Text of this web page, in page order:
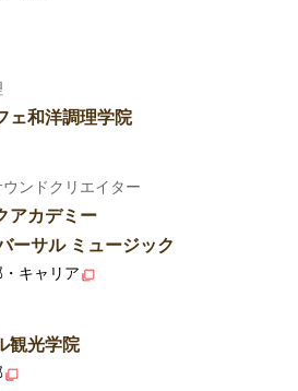
ェ和洋調理学院
ンドクリエイター
アカデミー
ーサル ミュージック
キャリア
観光学院